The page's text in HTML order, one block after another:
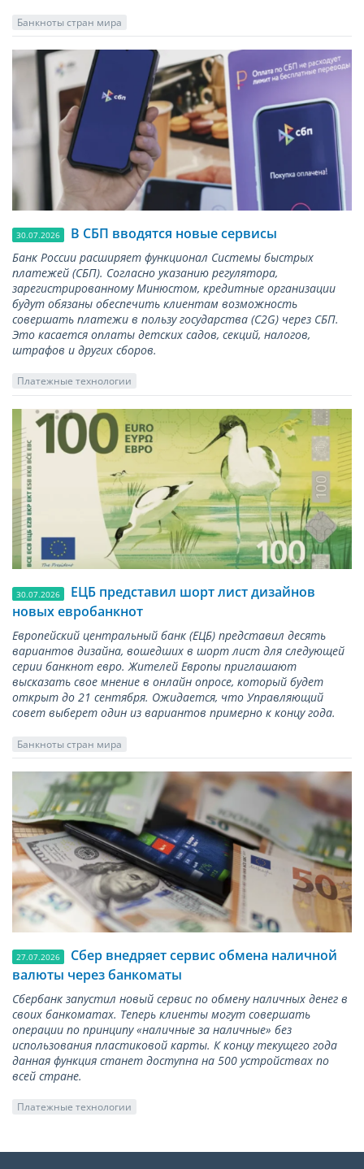
Банкноты стран мира
30.07.2026 В СБП вводятся новые сервисы
Банк России расширяет функционал Системы быстрых
платежей (СБП). Согласно указанию регулятора,
зарегистрированному Минюстом, кредитные организации
будут обязаны обеспечить клиентам возможность
совершать платежи в пользу государства (С2G) через СБП.
Это касается оплаты детских садов, секций, налогов,
штрафов и других сборов.
Платежные технологии
30.07.2026
ЕЦБ представил шорт лист дизайнов
новых евробанкнот
Европейский центральный банк (ЕЦБ) представил десять
вариантов дизайна, вошедших в шорт лист для следующей
серии банкнот евро. Жителей Европы приглашают
высказать свое мнение в онлайн опросе, который будет
открыт до 21 сентября. Ожидается, что Управляющий
совет выберет один из вариантов примерно к концу года.
Банкноты стран мира
27.07.2026
Сбер внедряет сервис обмена наличной
валюты через банкоматы
Сбербанк запустил новый сервис по обмену наличных денег в
своих банкоматах. Теперь клиенты могут совершать
операции по принципу «наличные за наличные» без
использования пластиковой карты. К концу текущего года
данная функция станет доступна на 500 устройствах по
всей стране.
Платежные технологии